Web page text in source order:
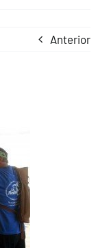
Anterior